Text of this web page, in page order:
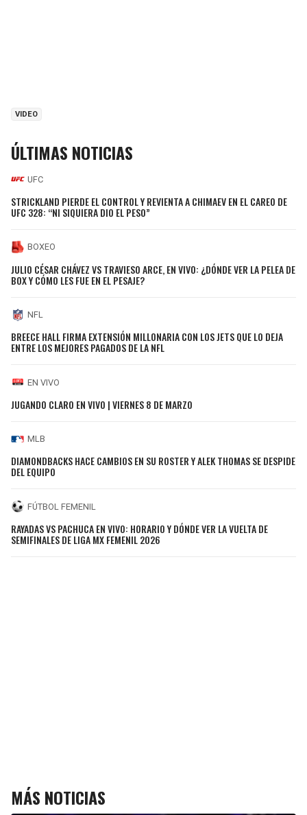
VIDEO
ÚLTIMAS NOTICIAS
UFC
STRICKLAND PIERDE EL CONTROL Y REVIENTA A CHIMAEV EN EL CAREO DE
UFC 328: “NI SIQUIERA DIO EL PESO”
BOXEO
JULIO CÉSAR CHÁVEZ VS TRAVIESO ARCE, EN VIVO: ¿DÓNDE VER LA PELEA DE
BOX Y CÓMO LES FUE EN EL PESAJE?
NFL
BREECE HALL FIRMA EXTENSIÓN MILLONARIA CON LOS JETS QUE LO DEJA
ENTRE LOS MEJORES PAGADOS DE LA NFL
EN VIVO
JUGANDO CLARO EN VIVO | VIERNES 8 DE MARZO
MLB
DIAMONDBACKS HACE CAMBIOS EN SU ROSTER Y ALEK THOMAS SE DESPIDE
DEL EQUIPO
FÚTBOL FEMENIL
RAYADAS VS PACHUCA EN VIVO: HORARIO Y DÓNDE VER LA VUELTA DE
SEMIFINALES DE LIGA MX FEMENIL 2026
MÁS NOTICIAS